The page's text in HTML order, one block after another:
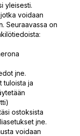
yleisesti.
voidaan
Seuraavassa on
jne.
tuloista ja
ostoksista
jne.
voidaan